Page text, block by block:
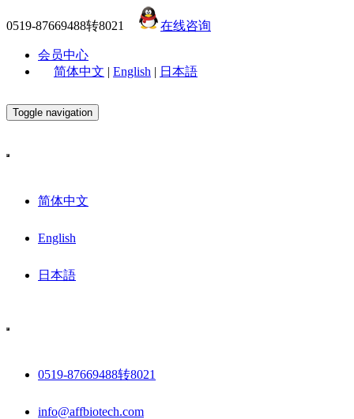
0519-87669488转8021 在线咨询
会员中心
简体中文 | English | 日本語
Toggle navigation
简体中文
English
日本語
0519-87669488转8021
info@affbiotech.com